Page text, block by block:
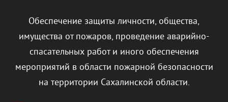
Обеспечение защиты личности, общества,
имущества от пожаров, проведение аварийно-
спасательных работ и иного обеспечения
мероприятий в области пожарной безопасности
на территории Сахалинской области.